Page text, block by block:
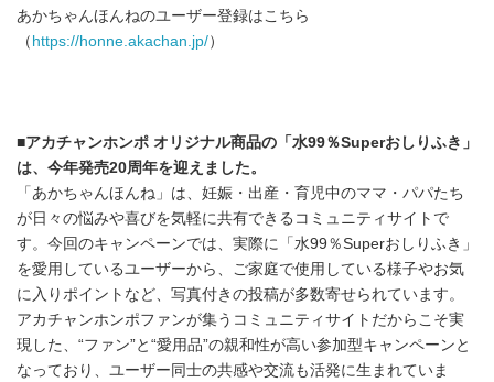
あかちゃんほんねのユーザー登録はこちら
（ https://honne.akachan.jp/）
■アカチャンホンポ オリジナル商品の「水99％Superおしりふき」
は、今年発売20周年を迎えました。
「あかちゃんほんね」は、妊娠・出産・育児中のママ・パパたち
が日々の悩みや喜びを気軽に共有できるコミュニティサイトで
す。今回のキャンペーンでは、実際に「水99％Superおしりふき」
を愛用しているユーザーから、ご家庭で使用している様子やお気
に入りポイントなど、写真付きの投稿が多数寄せられています。
アカチャンホンポファンが集うコミュニティサイトだからこそ実
現した、“ファン”と“愛用品”の親和性が高い参加型キャンペーンと
なっており、ユーザー同士の共感や交流も活発に生まれていま